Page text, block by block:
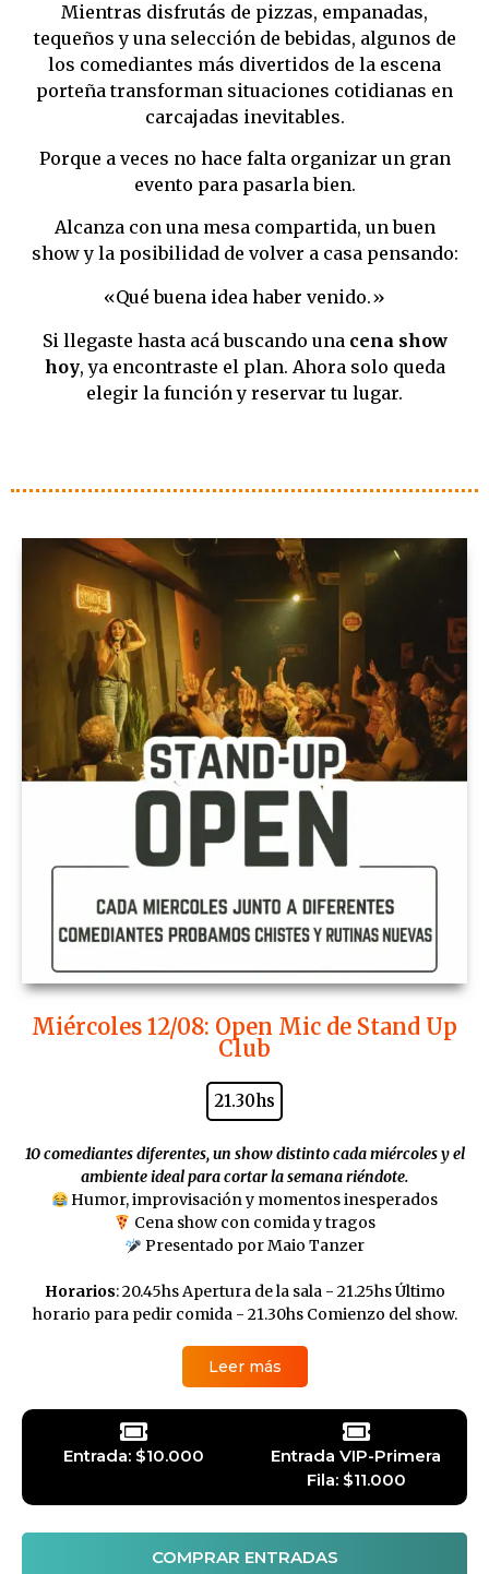
Mientras disfrutás de pizzas, empanadas,
tequeños y una selección de bebidas, algunos de
los comediantes más divertidos de la escena
porteña transforman situaciones cotidianas en
carcajadas inevitables.
Porque a veces no hace falta organizar un gran
evento para pasarla bien.
Alcanza con una mesa compartida, un buen
show y la posibilidad de volver a casa pensando:
«Qué buena idea haber venido.»
Si llegaste hasta acá buscando una cena show
hoy, ya encontraste el plan. Ahora solo queda
elegir la función y reservar tu lugar.
Miércoles 12/08: Open Mic de Stand Up
Club
21.30hs
10 comediantes diferentes, un show distinto cada miércoles y el
ambiente ideal para cortar la semana riéndote.
Humor, improvisación y momentos inesperados
Cena show con comida y tragos
Presentado por Maio Tanzer
Horarios: 20.45hs Apertura de la sala - 21.25hs Último
horario para pedir comida - 21.30hs Comienzo del show.
Leer más
Entrada: $10.000
Entrada VIP-Primera
Fila: $11.000
COMPRAR ENTRADAS